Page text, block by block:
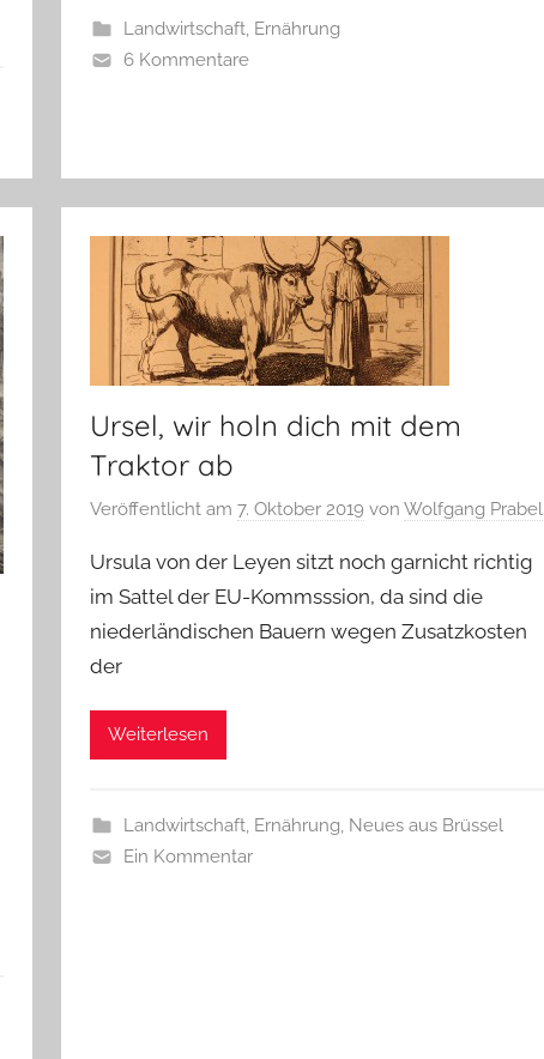
Landwirtschaft, Ernährung
6 Kommentare
Ursel, wir holn dich mit dem
Traktor ab
Veröffentlicht am7. Oktober 2019 vonWolfgang Prabel
Ursula von der Leyen sitzt noch garnicht richtig
im Sattel der EU-Kommsssion, da sind die
niederländischen Bauern wegen Zusatzkosten
der
Weiterlesen
Landwirtschaft, Ernährung, Neues aus Brüssel
Ein Kommentar